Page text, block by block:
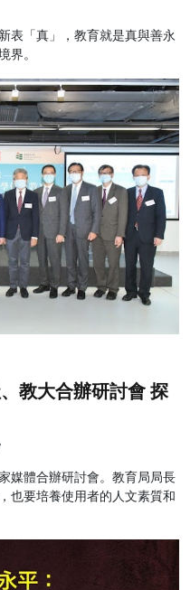
表「真」，教育就是真與善永
界。
教大合辦研討會 探
媒體合辦研討會。教育局局長
也要培養使用者的人文素質和